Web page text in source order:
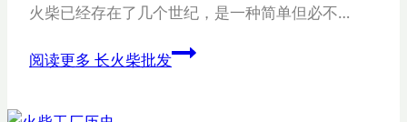
火柴已经存在了几个世纪，是一种简单但必不…
阅读更多 长火柴批发